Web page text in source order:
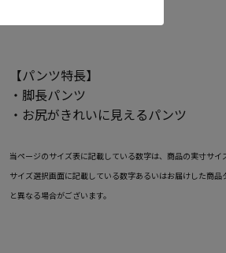
【パンツ特長】
・脚長パンツ
・お尻がきれいに見えるパンツ
当ページのサイズ表に記載している数字は、商品の実寸サイ
サイズ選択画面に記載している数字あるいはお届けした商
と異なる場合がございます。